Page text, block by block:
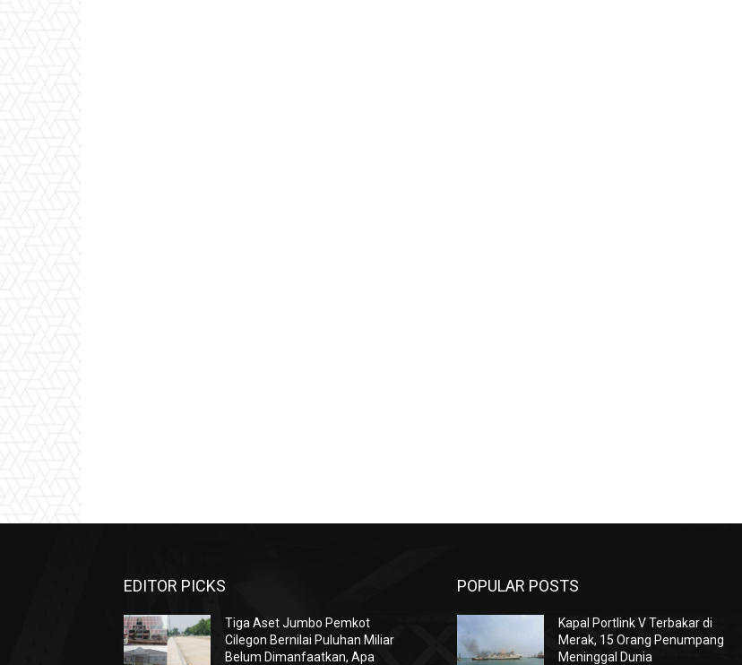
EDITOR PICKS
Tiga Aset Jumbo Pemkot
Cilegon Bernilai Puluhan Miliar
Belum Dimanfaatkan, Apa
POPULAR POSTS
Kapal Portlink V Terbakar di
Merak, 15 Orang Penumpang
Meninggal Dunia